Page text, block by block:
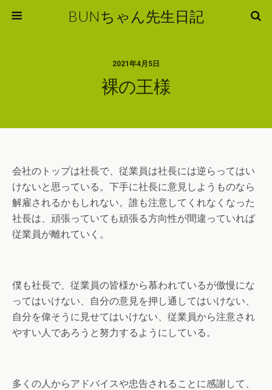
BUNちゃん先生日記
2021年4月5日
裸の王様
会社のトップは社長で、従業員は社長には逆らってはい
けないと思っている。下手に社長に意見しようものなら
解雇されるかもしれない。誰も注意してくれなくなった
社長は、頑張っていても頑張る方向性が間違っていれば
従業員が離れていく。
僕も社長で、従業員の皆様から慕われているが傲慢にな
ってはいけない、自分の意見を押し通してはいけない、
自分を偉そうに見せてはいけない、従業員から注意され
やすい人であろうと努力するようにしている。
多くの人からアドバイスや忠告されることに感謝して、